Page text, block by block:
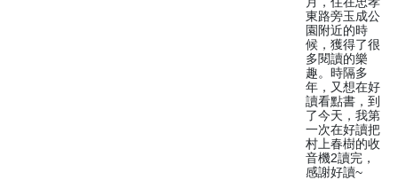
東路旁玉成公
園附近的時
候，獲得了很
多閱讀的樂
趣。時隔多
年，又想在好
讀看點書，到
了今天，我第
一次在好讀把
村上春樹的收
音機2讀完，
感謝好讀~